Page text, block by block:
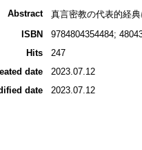
Abstract
真言密教の代表的経
ISBN
9784804354484;
Hits
247
date
2023.07.12
date
2023.07.12